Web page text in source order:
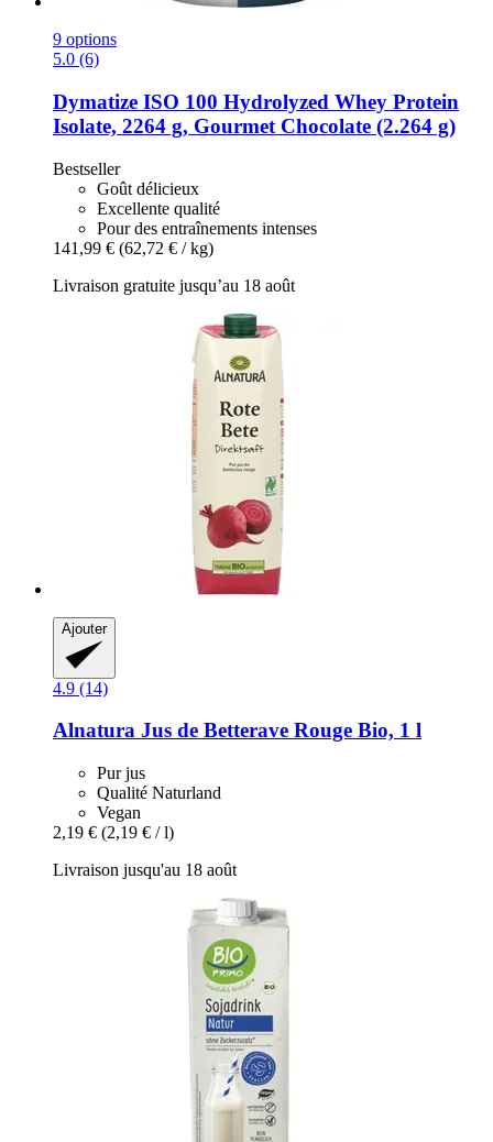
9 options
5.0 (6)
Dymatize ISO 100 Hydrolyzed Whey Protein
Isolate, 2264 g, Gourmet Chocolate (2.264 g)
Bestseller
Goût délicieux
Excellente qualité
Pour des entraînements intenses
141,99 € (62,72 € / kg)
Livraison gratuite jusqu’au 18 août
Ajouter
4.9 (14)
Alnatura Jus de Betterave Rouge Bio, 1 l
Pur jus
Qualité Naturland
Vegan
2,19 € (2,19 € / l)
Livraison jusqu'au 18 août